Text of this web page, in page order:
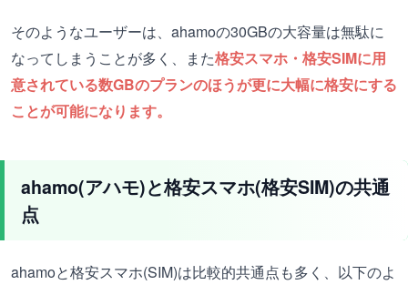
そのようなユーザーは、ahamoの30GBの大容量は無駄に
なってしまうことが多く、また格安スマホ・格安SIMに用
意されている数GBのプランのほうが更に大幅に格安にする
ことが可能になります。
ahamo(アハモ)と格安スマホ(格安SIM)の共通
点
ahamoと格安スマホ(SIM)は比較的共通点も多く、以下のよ